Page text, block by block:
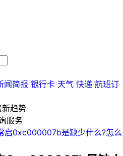
闻简报 银行卡 天气 快递 航班订
新趋势
服务
启0xc000007b是缺少什么?怎么